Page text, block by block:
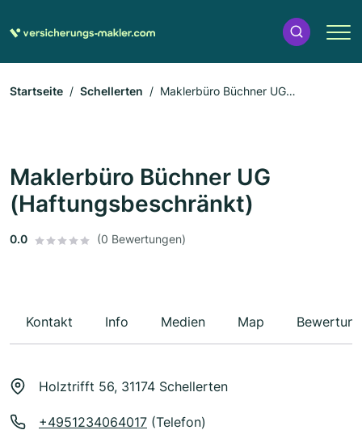
Startseite Schellerten
Maklerbüro Büchner UG
Maklerbüro Büchner UG
(Haftungsbeschränkt)
0.0 (0 Bewertungen)
Kontakt Info Medien Map
Holztrifft 56, 31174 Schellerten
+4951234064017 (Telefon)